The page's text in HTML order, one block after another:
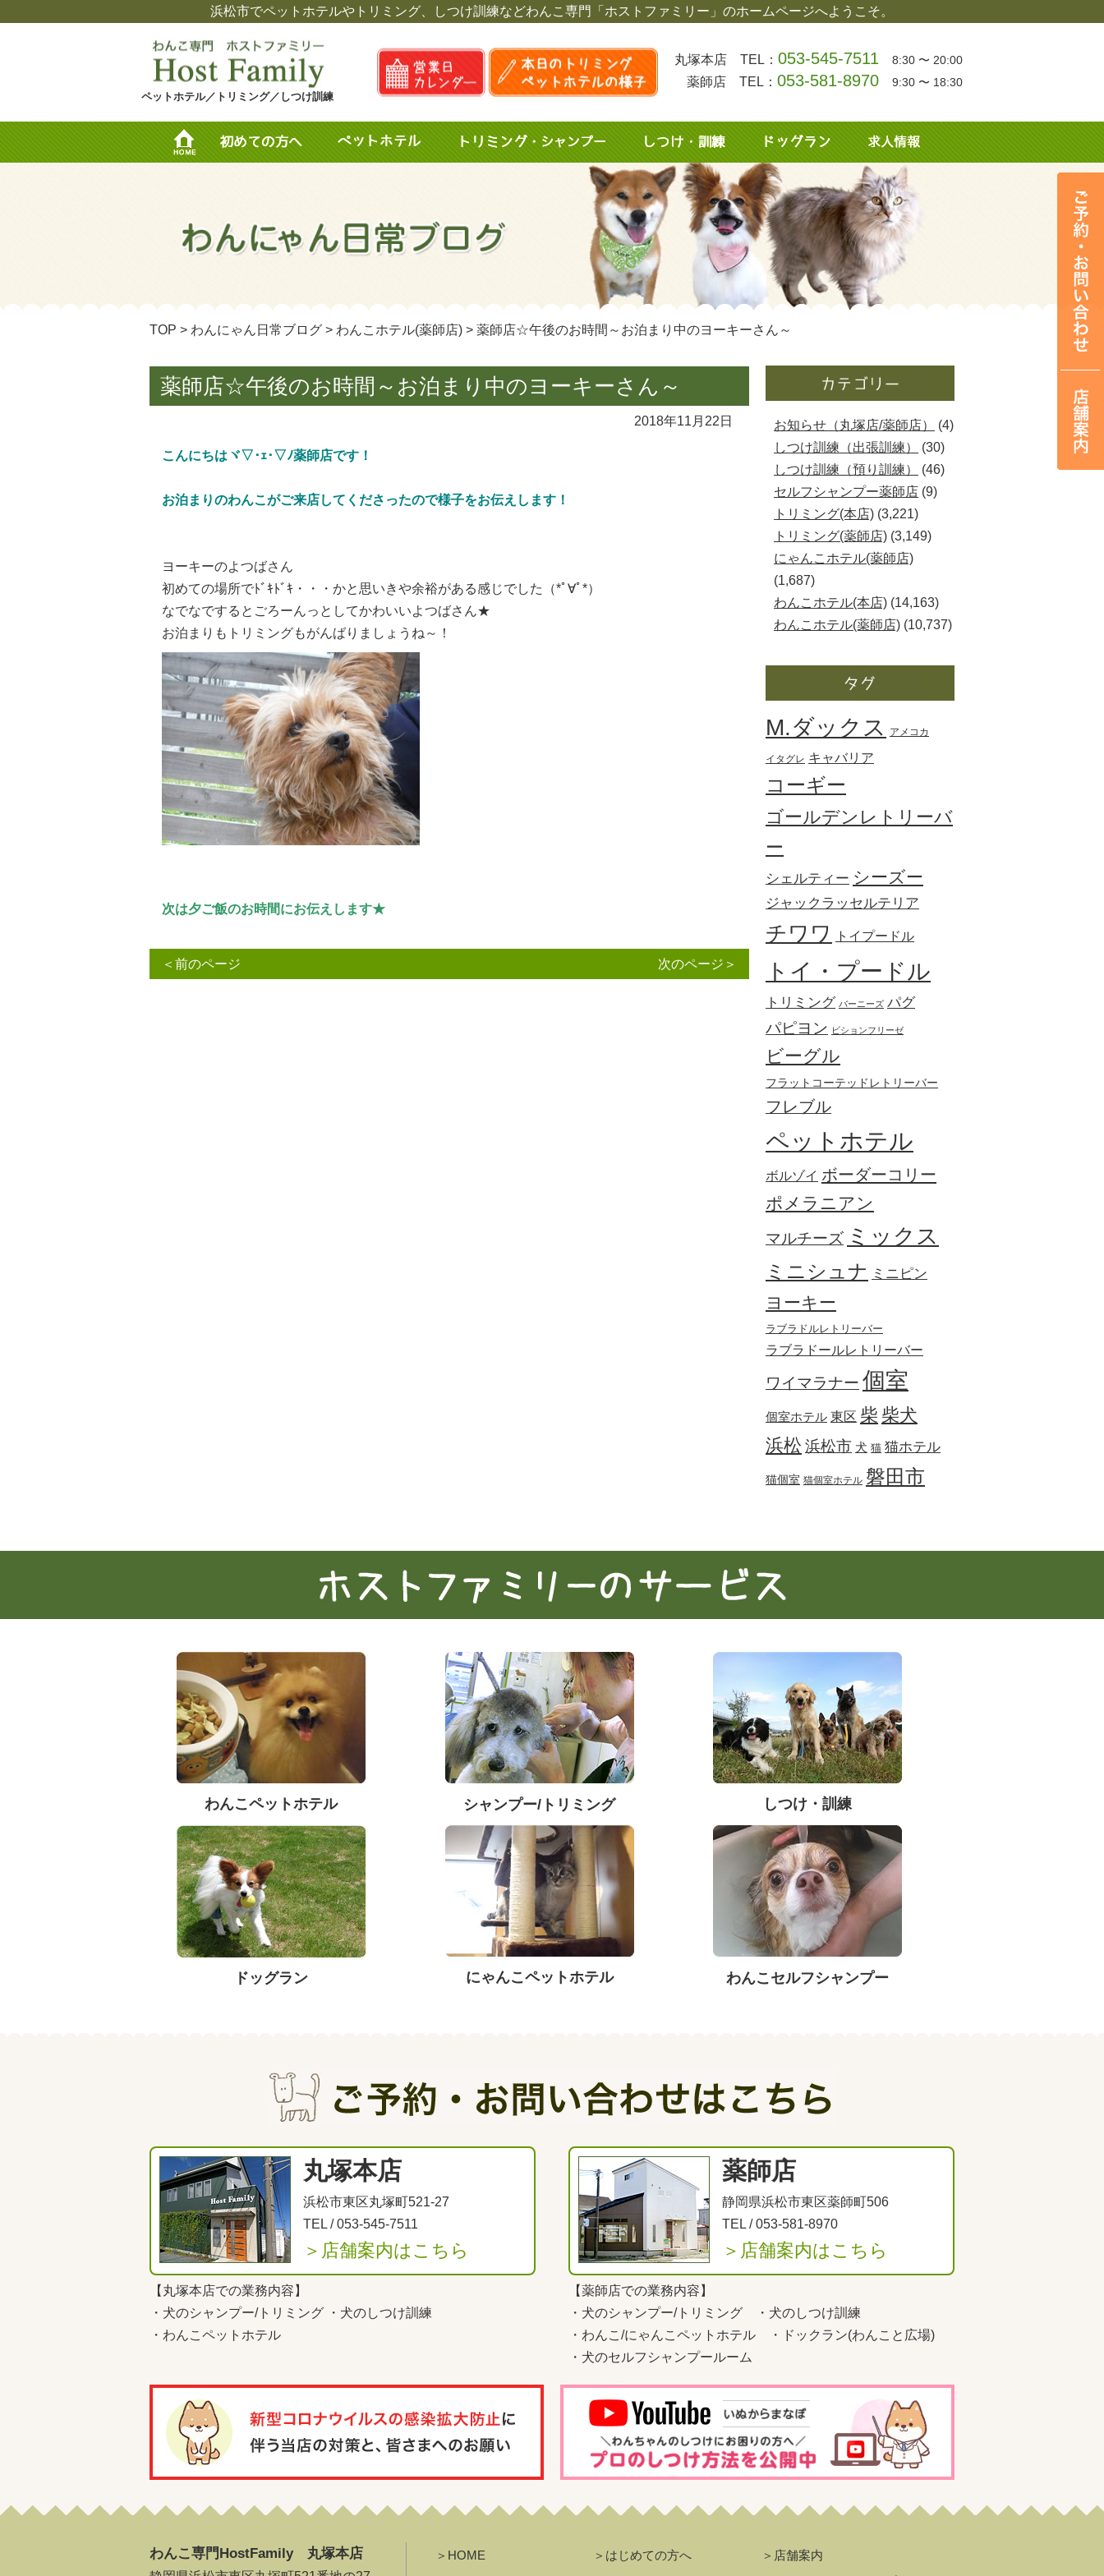
浜松市でペットホテルやトリミング、しつけ訓練などわんこ専門「ホストファミリー」のホームページへようこそ。
ペットホテル／トリミング／しつけ訓練
丸塚本店 TEL： 053-545-7511 8:30 〜 20:00
薬師店 TEL： 053-581-8970 9:30 〜 18:30
TOP > わんにゃん日常ブログ > わんこホテル(薬師店) > 薬師店☆午後のお時間～お泊まり中のヨーキーさん～
お知らせ（丸塚店/薬師店）
(4)
しつけ訓練（出張訓練）
(30)
しつけ訓練（預り訓練）
(46)
セルフシャンプー薬師店 (9)
トリミング(本店) (3,221)
トリミング(薬師店) (3,149)
にゃんこホテル(薬師店)
(1,687)
わんこホテル(本店) (14,163)
わんこホテル(薬師店) (10,737)
M.ダックス アメコカ
イタグレ キャバリア
コーギー
ゴールデンレトリーバ
ー
シェルティー シーズー
ジャックラッセルテリア
チワワ トイプードル
トイ・プードル
トリミング バーニーズ パグ
パピヨン ビションフリーゼ
ビーグル
フラットコーテッドレトリーバー
フレブル
ペットホテル
ボルゾイ ボーダーコリー
ポメラニアン
マルチーズ ミックス
ミニシュナ ミニピン
ヨーキー
ラブラドルレトリーバー
ラブラドールレトリーバー
ワイマラナー 個室
個室ホテル 東区 柴 柴犬
浜松 浜松市 犬 猫 猫ホテル
猫個室 猫個室ホテル 磐田市
薬師店☆午後のお時間～お泊まり中のヨーキーさん～
2018年11月22日
こんにちはヾ▽･ｪ･▽ﾉ薬師店です！
お泊まりのわんこがご来店してくださったので様子をお伝えします！
ヨーキーのよつばさん
初めての場所でﾄﾞｷﾄﾞｷ・・・かと思いきや余裕がある感じでした（*ﾟ∀ﾟ*）
なでなでするとごろーんっとしてかわいいよつばさん★
お泊まりもトリミングもがんばりましょうね～！
次は夕ご飯のお時間にお伝えします★
＜前のページ 次のページ＞
わんこペットホテル シャンプー/トリミング しつけ・訓練
ドッグラン にゃんこペットホテル わんこセルフシャンプー
丸塚本店
浜松市東区丸塚町521-27
TEL /053-545-7511
＞店舗案内はこちら
【丸塚本店での業務内容】
・ 犬のシャンプー/トリミング ・ 犬のしつけ訓練
・ わんこペットホテル
薬師店
静岡県浜松市東区薬師町506
TEL /053-581-8970
＞店舗案内はこちら
【薬師店での業務内容】
・ 犬のシャンプー/トリミング ・ 犬のしつけ訓練
・ わんこ /にゃんこペットホテル ・
ドックラン(わんこと広場)
・ 犬のセルフシャンプールーム
わんこ専門HostFamily 丸塚本店
＞HOME
＞はじめての方へ
＞店舗案内